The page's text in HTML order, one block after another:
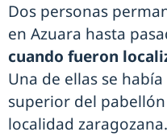
Dos personas
en Azuara hasta
cuando fueron
Una de ellas se
superior del
localidad zaragozana.